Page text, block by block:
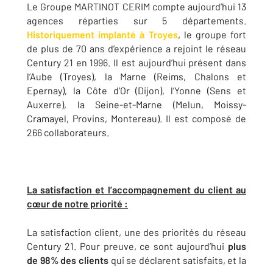
Le Groupe MARTINOT CERIM compte aujourd’hui 13
agences réparties sur 5 départements.
Historiquement implanté à Troyes, le groupe fort
de plus de 70 ans d’expérience a rejoint le réseau
Century 21 en 1996. Il est aujourd’hui présent dans
l’Aube (Troyes), la Marne (Reims, Chalons et
Epernay), la Côte d’Or (Dijon), l’Yonne (Sens et
Auxerre), la Seine-et-Marne (Melun, Moissy-
Cramayel, Provins, Montereau). Il est composé de
266 collaborateurs.
La satisfaction et l’accompagnement du client au
cœur de notre priorité :
La satisfaction client, une des priorités du réseau
Century 21. Pour preuve, ce sont aujourd’hui plus
de 98% des clients qui se déclarent satisfaits, et la